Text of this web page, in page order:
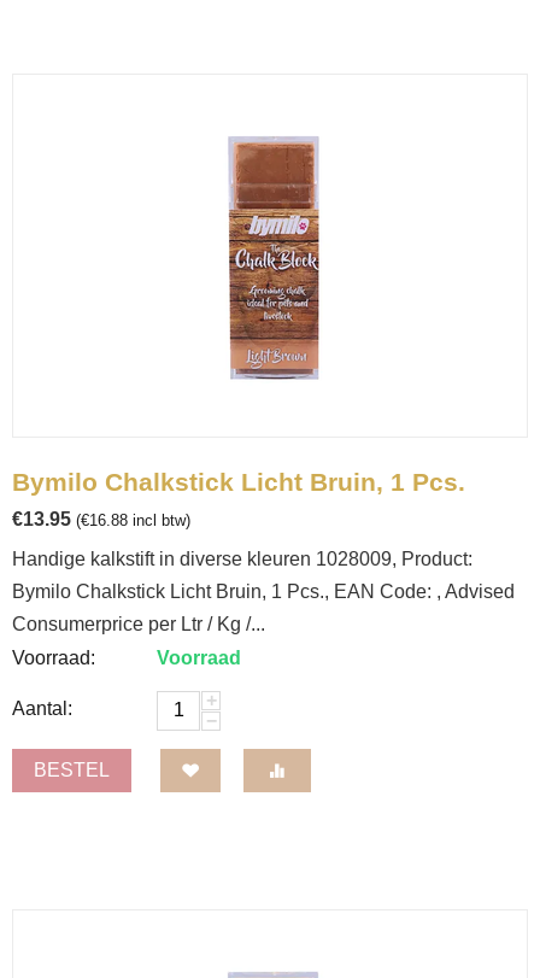
Bymilo Chalkstick Licht Bruin, 1 Pcs.
€13.95 (€16.88 incl btw)
Handige kalkstift in diverse kleuren 1028009, Product:
Bymilo Chalkstick Licht Bruin, 1 Pcs., EAN Code: , Advised
Consumerprice per Ltr / Kg /...
Voorraad:
Voorraad
Aantal:
+
−
BESTEL